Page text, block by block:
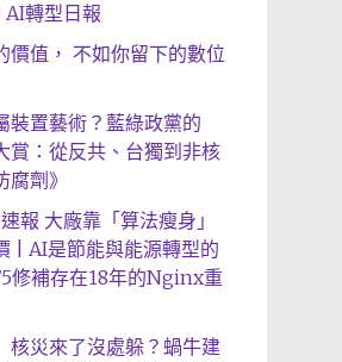
轉型日報
價值， 不如你留下的數位
裝置藝術？藍綠政黨的
賞：從反共、台獨到非核
劑》
報 大廠靠「算法瘦身」
| AI是節能與能源轉型的
修補存在18年的Nginx重
核災來了沒處躲？蝸牛建